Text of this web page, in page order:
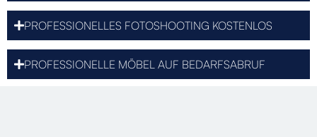
PROFESSIONELLES FOTOSHOOTING KOSTENLOS
PROFESSIONELLE MÖBEL AUF BEDARFSABRUF